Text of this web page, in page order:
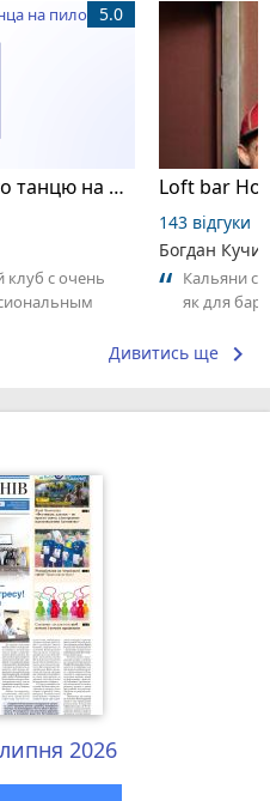
Victoria, школа спортивного танцю на пілоні
5.0
с очень
Loft bar
143 відгуки
Богдан
Кальяни
як для
Дивитись ще keyboard_arrow_right
2026